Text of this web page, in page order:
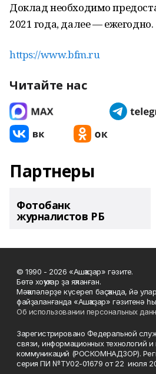
Доклад необходимо
2021 года, далее — ежегодно.
https://www.bfm.ru
Читайте нас
Партнеры
Фотобанк
журналистов РБ
© 1990 - 2026 «Ашҡаҙар» гәзите.
Бөтә хоҡуҡтар ҙа яҡланған.
Мәҡәләләрҙе күсереп баҫҡанда, йә
файҙаланғанда «Ашҡаҙар» гәзитенә
Об использовании персональных
Зарегистрировано Федеральной
связи, информационных технологий
коммуникаций (РОСКОМНАДЗОР).
серия ПИ №ТУ02-01679 от 22 июля